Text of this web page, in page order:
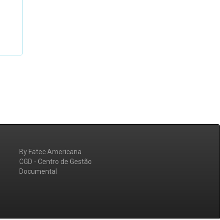
By Fatec Americana
CGD - Centro de Gestão
Documental